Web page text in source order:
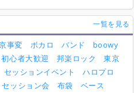
一覧を見る
事変 ボカロ バンド
boowy
初心者大歓迎 邦楽ロック
東京
セッションイベント
ハロプロ
セッション会 布袋
ベース